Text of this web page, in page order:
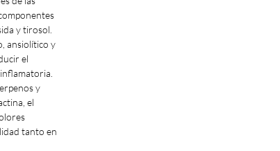
y tirosol.
ansiolítico y
el
y
el
tanto en